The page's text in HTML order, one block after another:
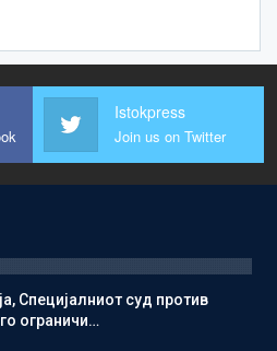
Istokpress
Join us on Twitter
Специјалниот суд против
ограничи…